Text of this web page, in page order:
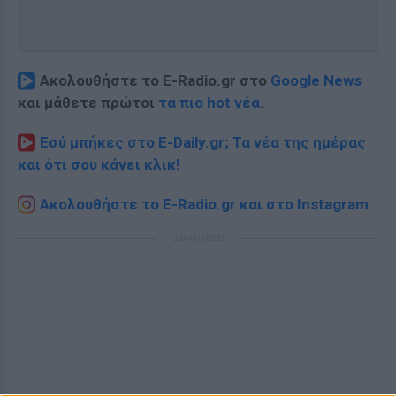
Ακολουθήστε το E-Radio.gr στο Google News
και μάθετε πρώτοι τα πιο hot νέα.
Εσύ μπήκες στο E-Daily.gr; Τα νέα της ημέρας
και ότι σου κάνει κλικ!
Ακολουθήστε το E-Radio.gr και στο Instagram